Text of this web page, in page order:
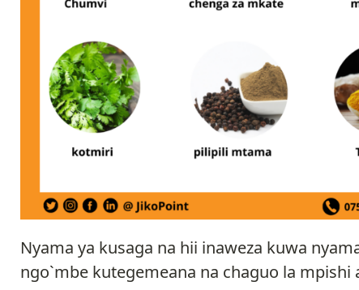
Nyama ya kusaga na hii inaweza kuwa
ngo`mbe kutegemeana na chaguo la mpishi